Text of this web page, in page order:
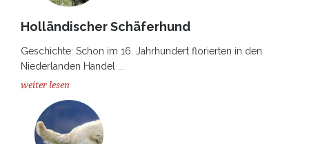
Holländischer Schäferhund
Geschichte: Schon im 16. Jahrhundert florierten in den
Niederlanden Handel ...
weiter lesen